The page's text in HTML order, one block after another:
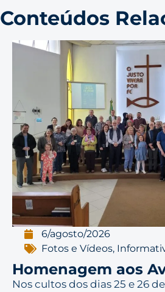
Conteúdos
6/agosto/2026
Fotos e Vídeos,
Homenagem aos
Nos cultos dos dias 25 e 26